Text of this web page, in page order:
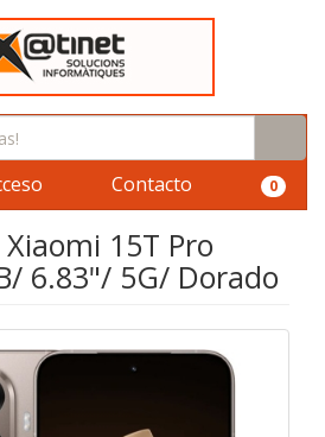
Contacto 0
15T Pro
6.83"/ 5G/ Dorado